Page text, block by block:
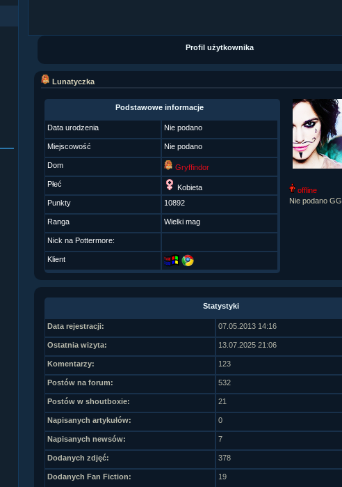
Profil użytkownika
Lunatyczka
Podstawowe informacje
Data urodzenia Nie podano
Miejscowość Nie podano
Dom
Gryffindor
Płeć
Kobieta
Punkty
10892
Ranga Wielki mag
Nick na Pottermore:
Klient
offline
Nie podano GG
Statystyki
Data rejestracji: 07.05.2013 14:16
Ostatnia wizyta: 13.07.2025 21:06
Komentarzy: 123
Postów na forum: 532
Postów w shoutboxie: 21
Napisanych artykułów: 0
Napisanych newsów: 7
Dodanych zdjęć: 378
Dodanych Fan Fiction: 19